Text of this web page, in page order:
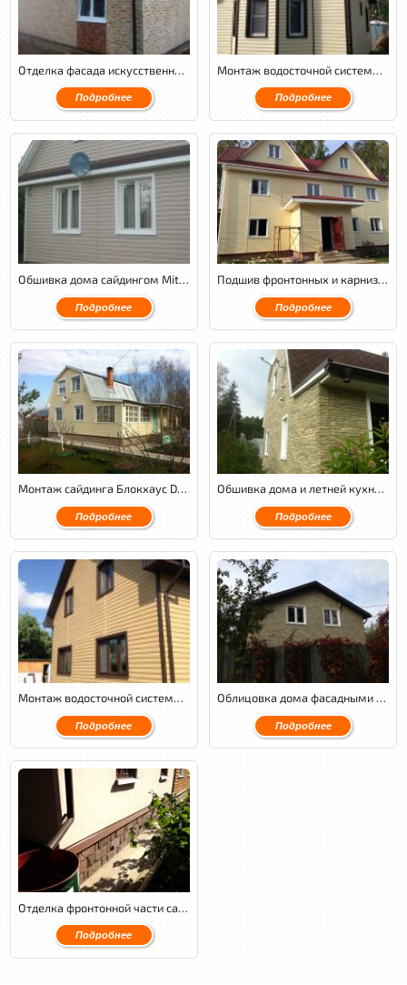
Отделка фасада искусственным камнем Малахит.
Подробнее
Монтаж водосточной системы Docke, отделка фасада сайдингом Блокхаус от Docke.
Подробнее
Обшивка дома сайдингом Mitten на металлическом каркасе с утеплением.
Подробнее
Подшив фронтонных и карнизных свесов софитами Docke, монтаж сайдинга Docke.
Подробнее
Монтаж сайдинга Блокхаус Docke на металлическом каркасе с утеплением.
Подробнее
Обшивка дома и летней кухни фасадными панелями Nailite.
Подробнее
Монтаж водосточной системы Docke, отделка фасада сайдингом Блокхаус от Docke.
Подробнее
Облицовка дома фасадными панелями Nailite. Монтаж мягкой кровли Tegola Nordland.
Подробнее
Отделка фронтонной части сайдингом Docke на металлическом каркасе.
Подробнее